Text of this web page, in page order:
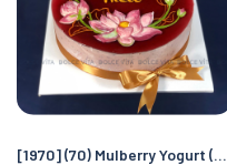
[1970] (70) Mulberry Yogurt (Mousse dâu tằm sữa chua) vẽ hoa sen thanh mát